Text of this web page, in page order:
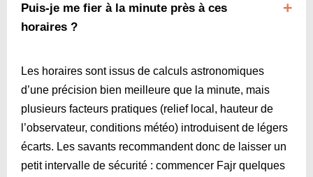
Puis-je me fier à la minute près à ces
horaires ?
Les horaires sont issus de calculs astronomiques
d’une précision bien meilleure que la minute, mais
plusieurs facteurs pratiques (relief local, hauteur de
l’observateur, conditions météo) introduisent de légers
écarts. Les savants recommandent donc de laisser un
petit intervalle de sécurité : commencer Fajr quelques